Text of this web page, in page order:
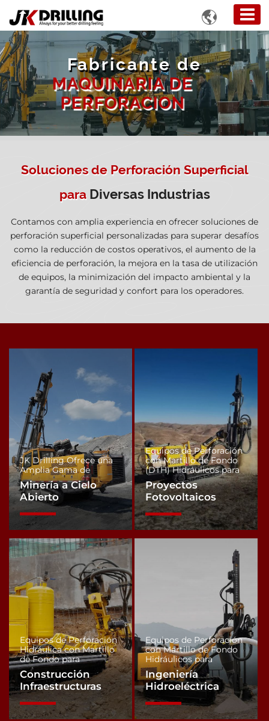

Fabricante de
MAQUINARIA DE
PERFORACION
Soluciones de Perforación Superficial
para Diversas Industrias
Contamos con amplia experiencia en ofrecer soluciones de
perforación superficial personalizadas para superar desafíos
como la reducción de costos operativos, el aumento de la
eficiencia de perforación, la mejora en la tasa de utilización
de equipos, la minimización del impacto ambiental y la
garantía de seguridad y confort para los operadores.
JK Drilling Ofrece una
Amplia Gama de
Minería a Cielo
Abierto
Equipos de Perforación
con Martillo de Fondo
(DTH) Hidráulicos para
Proyectos
Fotovoltaicos
Equipos de Perforación
Hidráulica con Martillo
de Fondo para
Construcción
Infraestructuras
Equipos de Perforación
con Martillo de Fondo
Hidráulicos para
Ingeniería
Hidroeléctrica